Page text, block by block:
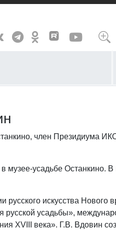
член Президиума
музее-усадьбе Останкино. В
русского искусства Нового
русской усадьбы»,
XVIII века». Г.В. Вдовин